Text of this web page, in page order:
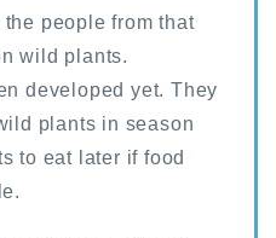
people from that
wild plants.
developed yet. They
plants in season
to eat later if food